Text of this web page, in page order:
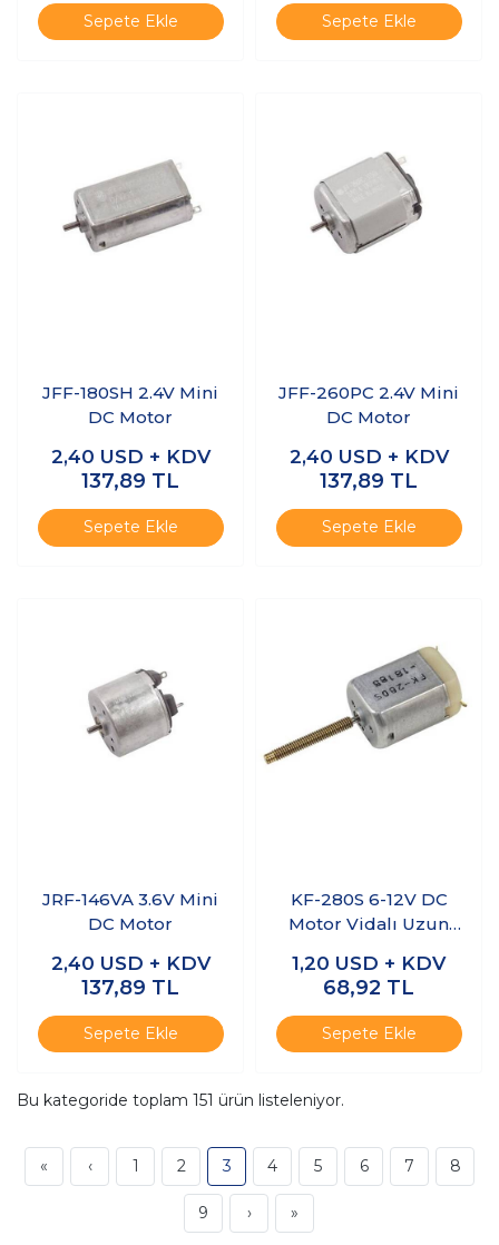
Sepete Ekle Sepete Ekle
JFF-180SH 2.4V Mini
DC Motor
2,40 USD + KDV
137,89 TL
Sepete Ekle
JFF-260PC 2.4V Mini
DC Motor
2,40 USD + KDV
137,89 TL
Sepete Ekle
JRF-146VA 3.6V Mini
DC Motor
2,40 USD + KDV
137,89 TL
Sepete Ekle
KF-280S 6-12V DC
Motor Vidalı Uzun
1,20 USD + KDV
68,92 TL
Sepete Ekle
Bu kategoride toplam 151 ürün listeleniyor.
« ‹ 1 2 3 4 5 6 7 8
9 › »